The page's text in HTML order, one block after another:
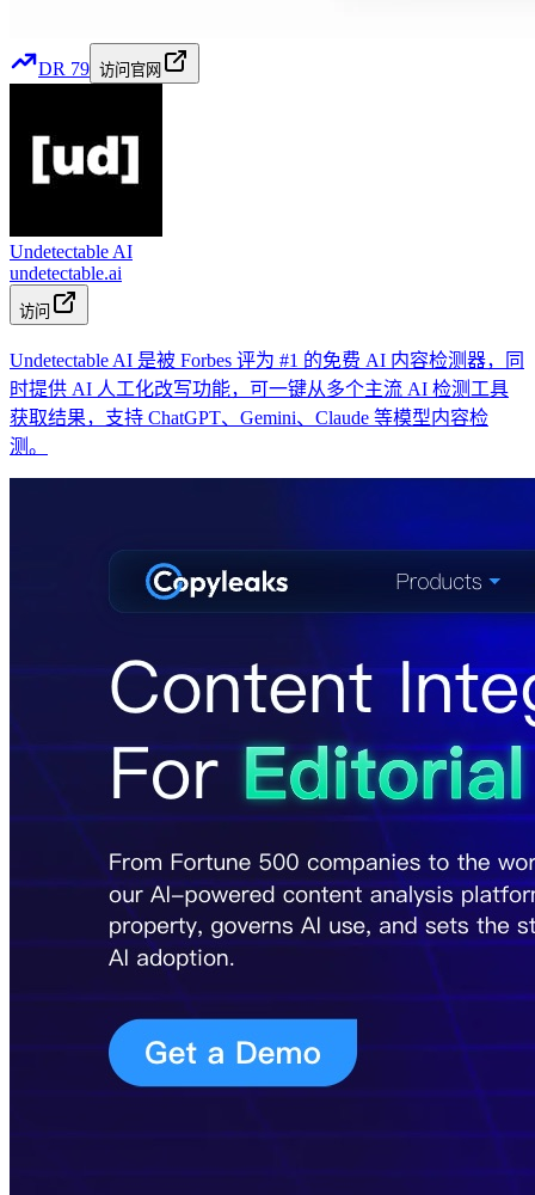
DR 79 访问官网
Undetectable AI
undetectable.ai
访问
Undetectable AI 是被 Forbes 评为 #1 的免费 AI 内容检测器，同
时提供 AI 人工化改写功能，可一键从多个主流 AI 检测工具
获取结果，支持 ChatGPT、Gemini、Claude 等模型内容检
测。